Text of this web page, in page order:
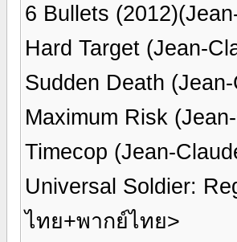
6 Bullets
Hard Target (Jean-
Sudden Death
Maximum Risk
Timecop (Jean-
Universal Soldier:
ไทย+พากย์ไทย>